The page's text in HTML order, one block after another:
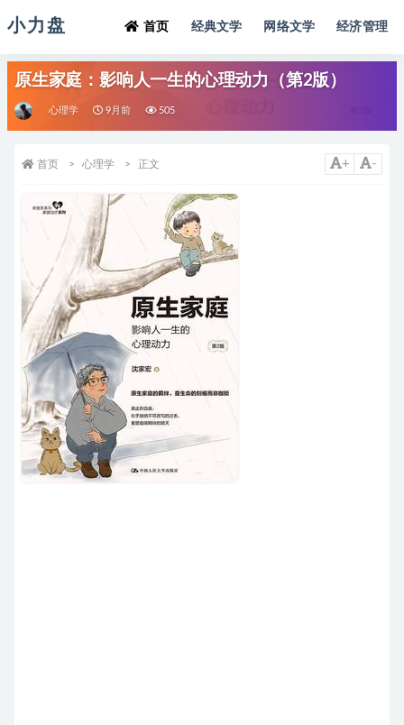
小力盘 首页 经典文学 网络文学 经济管理
原生家庭：影响人一生的心理动力（第2版）
心理学 9月前 505
+ -
首页 心理学 正文